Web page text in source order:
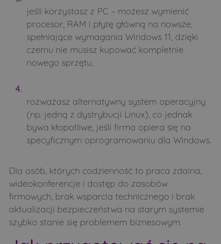
jeśli korzystasz z PC – możesz wymienić
procesor, RAM i płytę główną na nowsze,
spełniające wymagania Windows 11, dzięki
czemu nie musisz kupować kompletnie
nowego sprzętu,
rozważasz alternatywny system operacyjny
(np. jedną z dystrybucji Linux), co jednak
bywa kłopotliwe, jeśli firma opiera się na
specyficznym oprogramowaniu dla Windows.
Dla osób, których codzienność to praca zdalna,
wideokonferencje i dostęp do zasobów
firmowych, brak wsparcia technicznego i brak
aktualizacji bezpieczeństwa na starym systemie
szybko stanie się problemem biznesowym.